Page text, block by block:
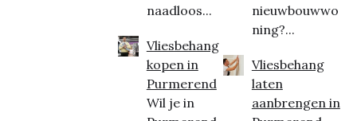
naadloos...
Vliesbehang
kopen in
Purmerend
Wil je in
nieuwbouwwo
ning?...
Vliesbehang
laten
aanbrengen in